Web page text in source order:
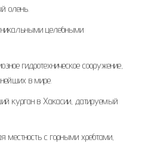
олень.
целебными
гидротехническое сооружение,
в мире.
курган в Хакасии, датируемый
местность с горными хребтами,